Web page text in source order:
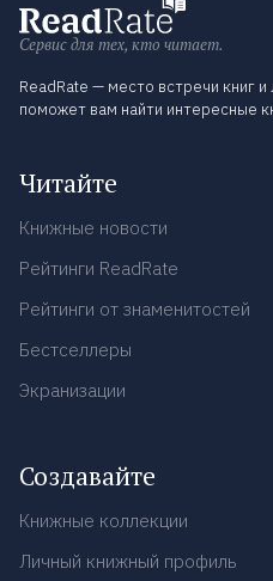
Сервис для тех, кто читает.
ReadRate — место встречи книг
поможет вам найти интересные
Читайте
Книжные новости
Рейтинги ReadRate
Рейтинги от знаменитостей
Бестселлеры
Экранизации
Создавайте
Книжные коллекции
Личный книжный профиль